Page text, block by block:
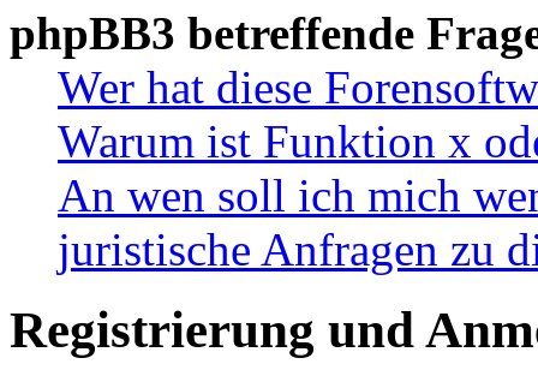
phpBB3 betreffende
Wer hat diese
Warum ist Funktion x
An wen soll ich mich
juristische Anfragen zu
Registrierung und